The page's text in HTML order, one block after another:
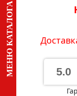
МЕНЮ КАТАЛОГА 5.0